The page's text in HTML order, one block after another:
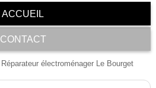
ACCUEIL
CONTACT
Réparateur électroménager Le Bourget